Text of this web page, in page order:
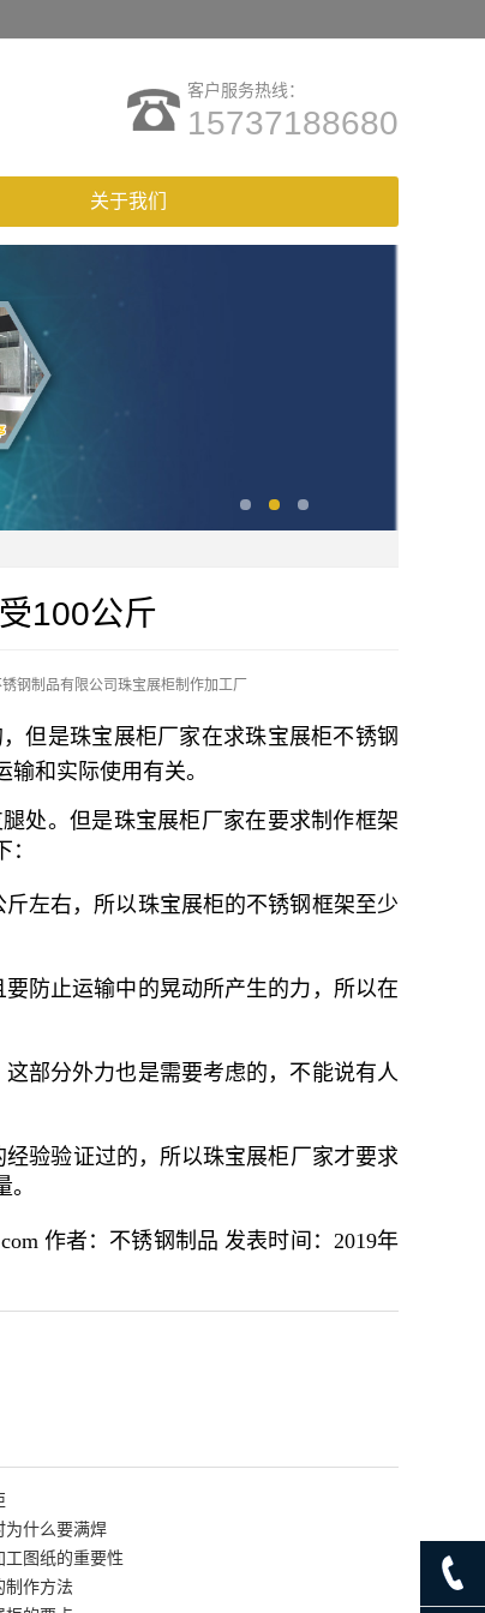
客户服务热线：
15737188680
关于我们
100公斤
钢制品有限公司珠宝展柜制作加工厂
但是珠宝展柜厂家在求珠宝展柜不锈钢
和实际使用有关。
处。但是珠宝展柜厂家在要求制作框架
左右，所以珠宝展柜的不锈钢框架至少
防止运输中的晃动所产生的力，所以在
部分外力也是需要考虑的，不能说有人
验验证过的，所以珠宝展柜厂家才要求
作者：不锈钢制品 发表时间：2019年
为什么要满焊
图纸的重要性
制作方法